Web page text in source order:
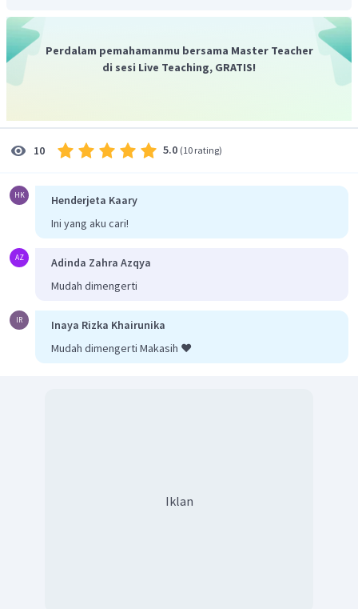
Oleh karena itu, jawaban yang benar adalah E.
Perdalam pemahamanmu bersama Master Teacher
di sesi Live Teaching, GRATIS!
10 5.0 (10 rating)
HK
Henderjeta Kaary
Ini yang aku cari!
AZ
Adinda Zahra Azqya
Mudah dimengerti
IR
Inaya Rizka Khairunika
Mudah dimengerti Makasih ❤️
Iklan